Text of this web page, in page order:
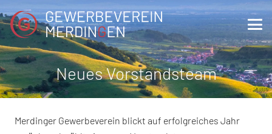
Neues Vorstandsteam
Merdinger Gewerbeverein blickt auf erfolgreiches Jahr